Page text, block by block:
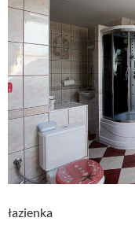
łazienka